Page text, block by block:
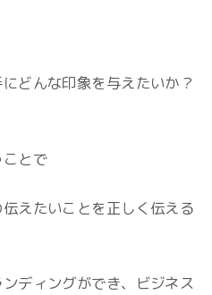
どんな印象を与えたいか？
とで
えたいことを正しく伝える
ディングができ、ビジネス